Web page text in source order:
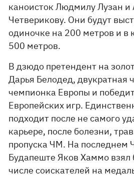
каноисток Людмилу Лузан и
Четверикову. Они будут
одиночке на 200 метров и в
500 метров.
В дзюдо претендент на
Дарья Белодед, двукратная
чемпионка Европы и
Европейских игр.
подходит после не самого
карьере, после болезни,
пропуска ЧМ. На последнем
Будапеште Яков Хаммо взял
числе соискателей на